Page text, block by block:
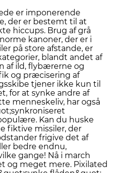
er imponerende
der er bestemt til at
hiccups. Brug af grå
kanoner, der er i
på store afstande, er
blandt andet af
af ​​ild, flybærerne og
og præcisering af
tjener ikke kun til
for at synke andre af
menneskeliv, har også
Kan du huske
fiktive missiler, der
frigive det af
bedre endnu,
gange! Nå i march
og meget mere. Pixilated